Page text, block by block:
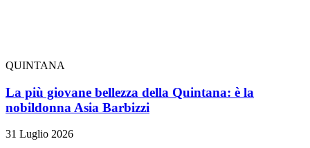
QUINTANA
La più giovane bellezza della Quintana: è la
nobildonna Asia Barbizzi
31 Luglio 2026